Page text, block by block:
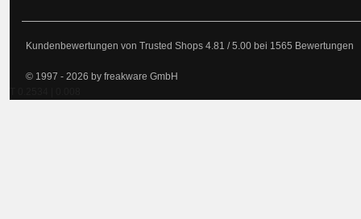
Kundenbewertungen von Trusted Shops 4.81 /5.00 bei 1565 Bewertungen
© 1997 - 2026 by freakware GmbH